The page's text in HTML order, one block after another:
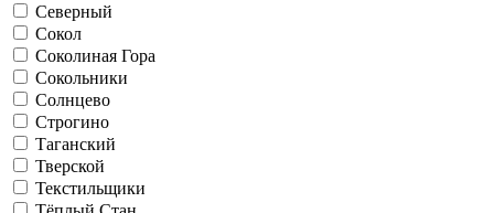
Северный
Сокол
Соколиная Гора
Сокольники
Солнцево
Строгино
Таганский
Тверской
Текстильщики